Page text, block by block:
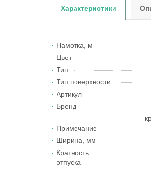
Характеристики
Намотка, м
Цвет
Тип
Тип поверхности
Артикул
Бренд
Примечание
Ширина, мм
Кратность
отпуска